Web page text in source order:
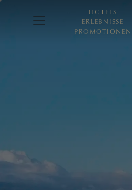
HOTELS
ERLEBNISSE
PROMOTIONEN